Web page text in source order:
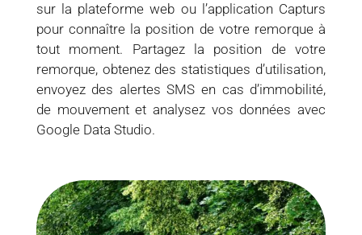
sur la plateforme web ou l’application Capturs
pour connaître la position de votre remorque à
tout moment. Partagez la position de votre
remorque, obtenez des statistiques d’utilisation,
envoyez des alertes SMS en cas d’immobilité,
de mouvement et analysez vos données avec
Google Data Studio.